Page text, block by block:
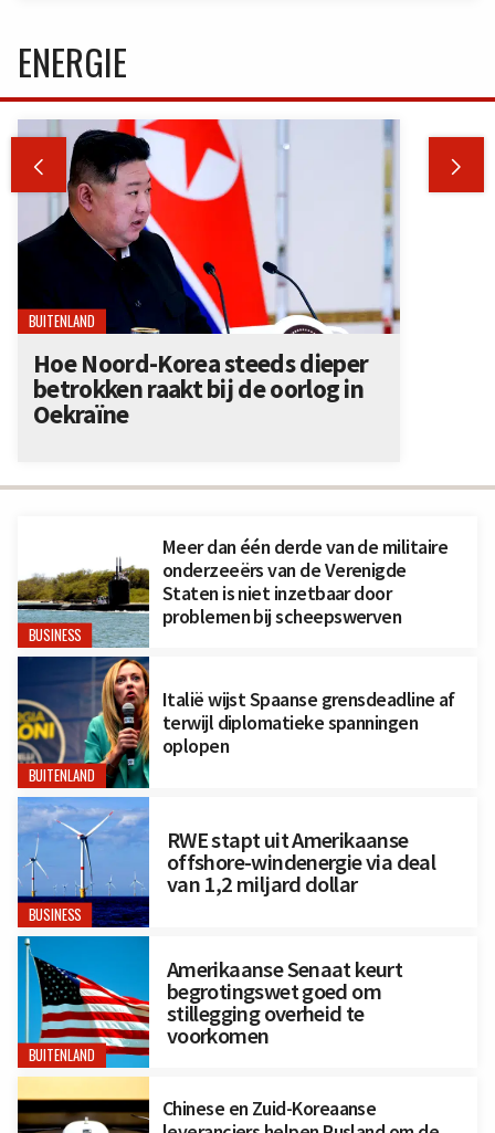
BUSINESS
Meer dan één derde van de militaire
onderzeeërs van de Verenigde
Staten is niet inzetbaar door
problemen bij scheepswerven
BUITENLAND
Italië wijst Spaanse grensdeadline af
terwijl diplomatieke spanningen
oplopen
BUSINESS
RWE stapt uit Amerikaanse
offshore-windenergie via deal
van 1,2 miljard dollar
BUITENLAND
Amerikaanse Senaat keurt
begrotingswet goed om
stillegging overheid te
voorkomen
Chinese en Zuid-Koreaanse
ENERGIE
 
BUITENLAND
Hoe Noord-Korea steeds dieper
betrokken raakt bij de oorlog in
Oekraïne